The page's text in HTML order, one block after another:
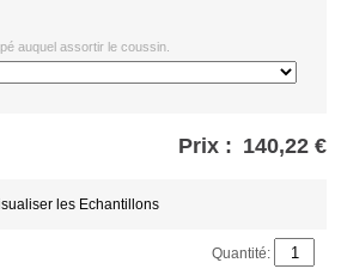
auquel assortir le coussin.
Prix : 140,22 €
les Echantillons
Quantité: